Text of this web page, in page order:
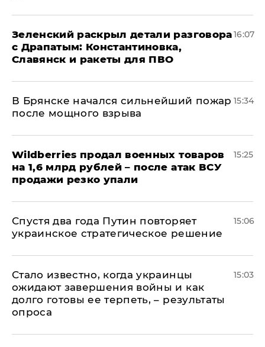
​Зеленский раскрыл детали разговора
с Драпатым: Константиновка,
Славянск и ракеты для ПВО
16:07
В Брянске начался сильнейший пожар
после мощного взрыва
15:34
​Wildberries продал военных товаров
на 1,6 млрд рублей – после атак ВСУ
продажи резко упали
15:25
Спустя два года Путин повторяет
украинское стратегическое решение
15:06
Стало известно, когда украинцы
ожидают завершения войны и как
долго готовы ее терпеть, – результаты
опроса
15:03